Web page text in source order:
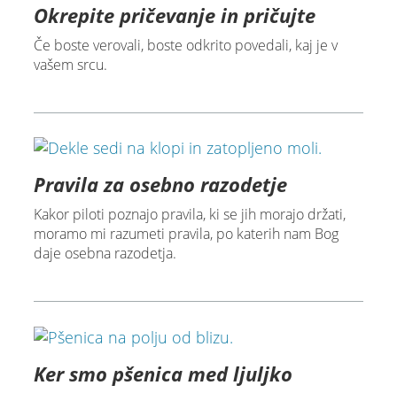
Okrepite pričevanje in pričujte
Če boste verovali, boste odkrito povedali, kaj je v
vašem srcu.
Pravila za osebno razodetje
Kakor piloti poznajo pravila, ki se jih morajo držati,
moramo mi razumeti pravila, po katerih nam Bog
daje osebna razodetja.
Ker smo pšenica med ljuljko